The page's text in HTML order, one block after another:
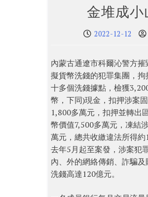
金堆成小
2022-12-12
內蒙古通遼市科爾沁警方
擬貨幣洗錢的犯罪集團，
十多個洗錢據點，檢獲
幣，下同)現金，扣押涉案
1,800多萬元，扣押並轉出
幣價值7,500多萬元，凍結
萬元，總共收繳違法所得約
去年5月起至案發，涉案犯
內、外的網絡傳銷、詐騙
洗錢高達120億元。